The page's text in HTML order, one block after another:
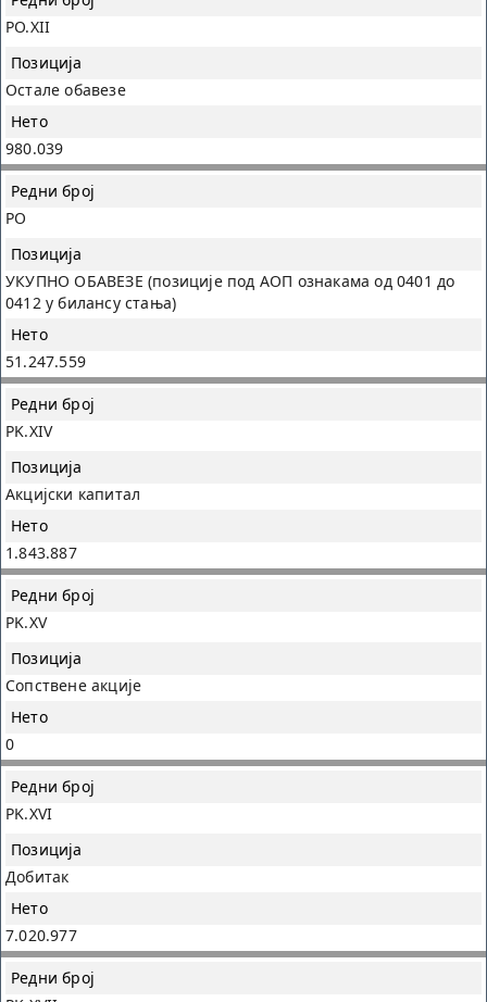
PO.XII
Остале обавезе
980.039
PO
УКУПНО ОБАВЕЗЕ (позиције под АОП ознакама од 0401 до
0412 у билансу стања)
51.247.559
PK.XIV
Акцијски капитал
1.843.887
PK.XV
Сопствене акције
0
PK.XVI
Добитак
7.020.977